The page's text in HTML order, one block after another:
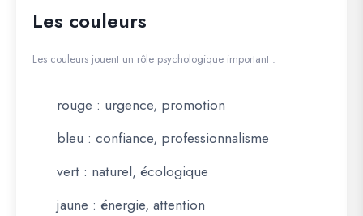
Les couleurs
Les couleurs jouent un rôle psychologique important :
rouge : urgence, promotion
bleu : confiance, professionnalisme
vert : naturel, écologique
jaune : énergie, attention